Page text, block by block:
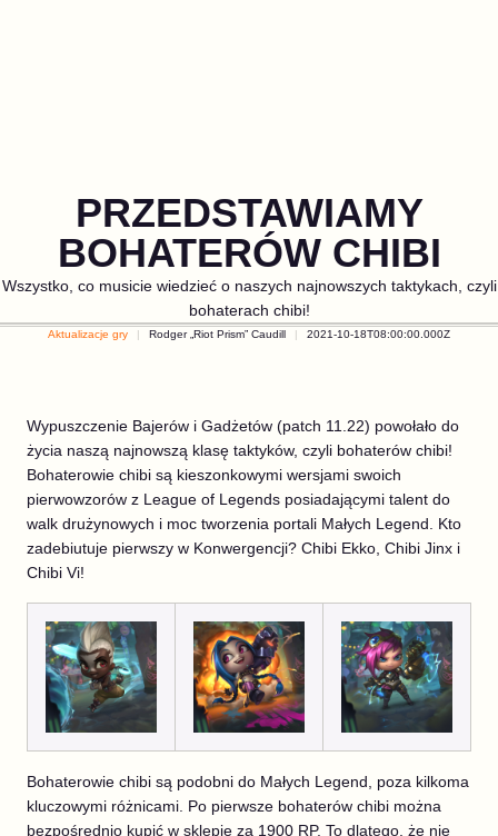
PRZEDSTAWIAMY
BOHATERÓW CHIBI
Wszystko, co musicie wiedzieć o naszych najnowszych taktykach, czyli
bohaterach chibi!
Aktualizacje gry Rodger „Riot Prism” Caudill 2021-10-18T08:00:00.000Z
Wypuszczenie Bajerów i Gadżetów (patch 11.22) powołało do
życia naszą najnowszą klasę taktyków, czyli bohaterów chibi!
Bohaterowie chibi są kieszonkowymi wersjami swoich
pierwowzorów z League of Legends posiadającymi talent do
walk drużynowych i moc tworzenia portali Małych Legend. Kto
zadebiutuje pierwszy w Konwergencji? Chibi Ekko, Chibi Jinx i
Chibi Vi!
Bohaterowie chibi są podobni do Małych Legend, poza kilkoma
kluczowymi różnicami. Po pierwsze bohaterów chibi można
bezpośrednio kupić w sklepie za 1900 RP. To dlatego, że nie